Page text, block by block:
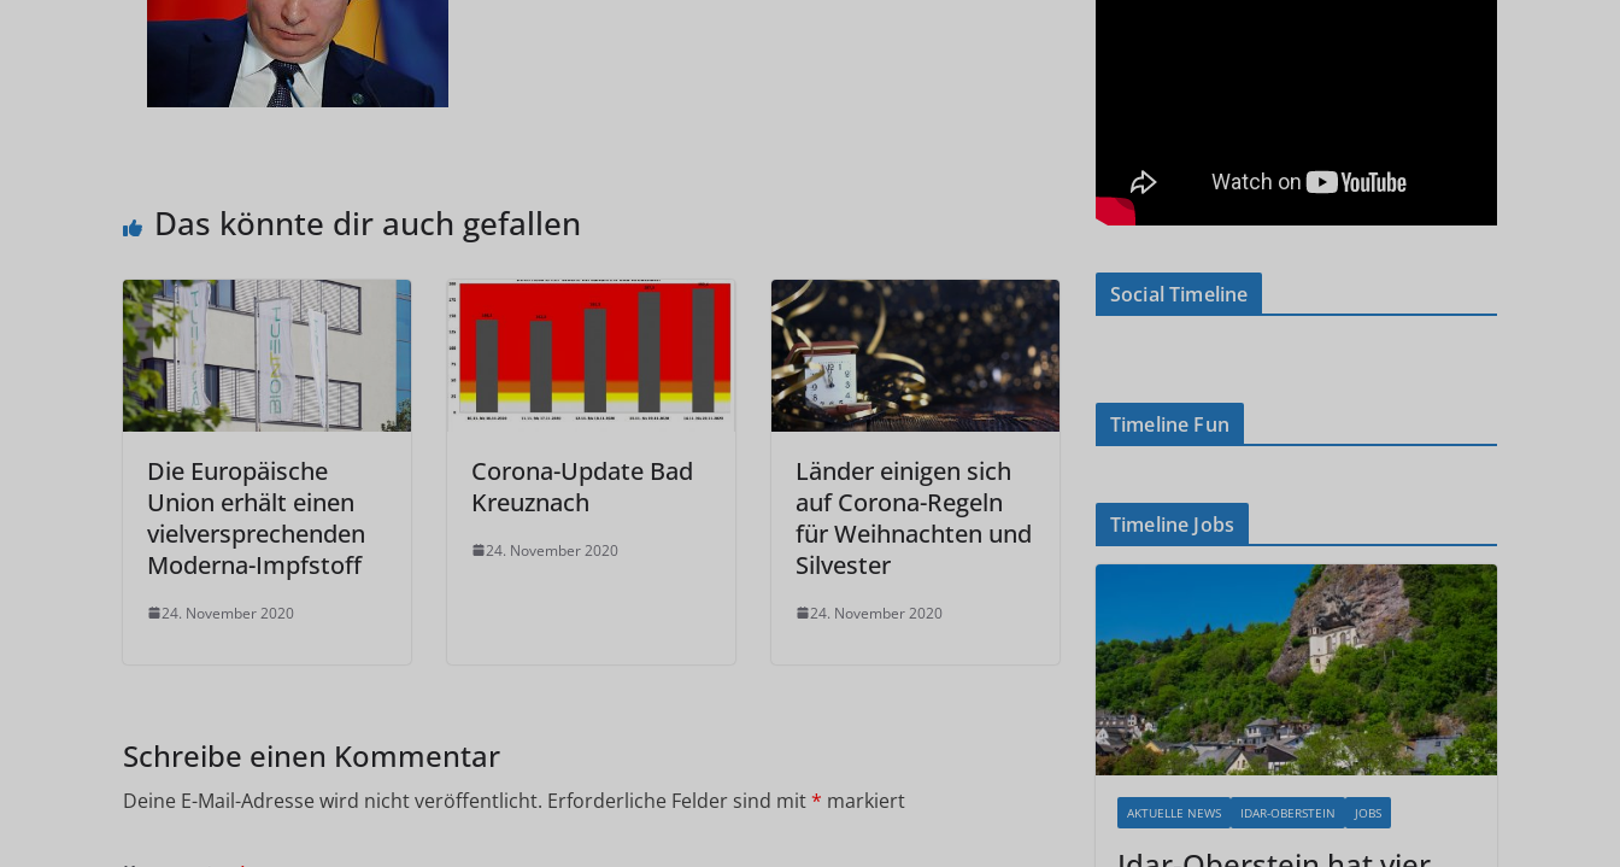
Das könnte dir auch gefallen
Die Europäische
Union erhält einen
vielversprechenden
Moderna-Impfstoff
24. November 2020
Corona-Update Bad
Kreuznach
24. November 2020
Länder einigen sich
auf Corona-Regeln
für Weihnachten und
Silvester
24. November 2020
Schreibe einen Kommentar
Deine E-Mail-Adresse wird nicht veröffentlicht. Erforderliche Felder sind mit* markiert
Social Timeline
Timeline Fun
Timeline Jobs
AKTUELLE NEWS IDAR-OBERSTEIN JOBS